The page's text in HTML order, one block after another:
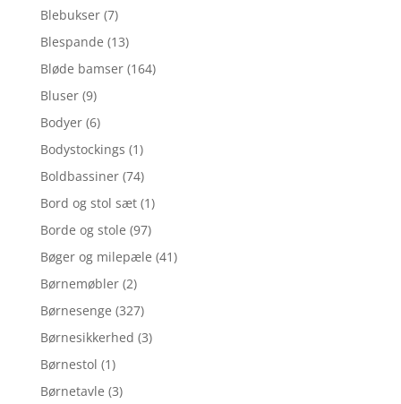
Blebukser (7)
Blespande (13)
Bløde bamser (164)
Bluser (9)
Bodyer (6)
Bodystockings (1)
Boldbassiner (74)
Bord og stol sæt (1)
Borde og stole (97)
Bøger og milepæle (41)
Børnemøbler (2)
Børnesenge (327)
Børnesikkerhed (3)
Børnestol (1)
Børnetavle (3)